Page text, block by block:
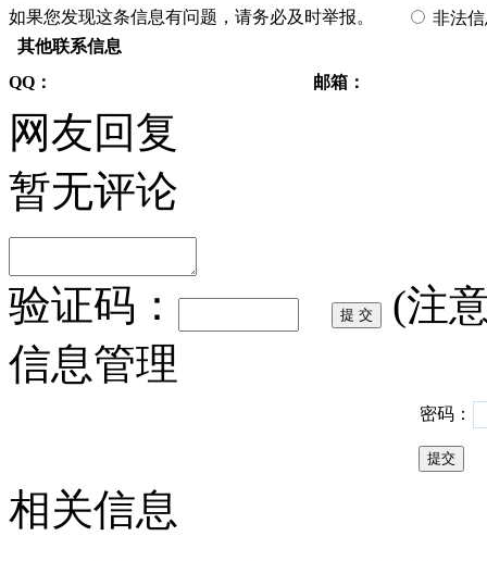
如果您发现这条信息有问题，请务必及时举报。
非法
其他联系信息
QQ：
邮箱：
网友回复
暂无评论
验证码：
(注
信息管理
密码：
相关信息